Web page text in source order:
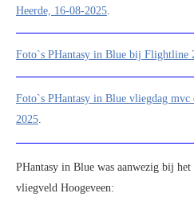
Heerde, 16-08-2025
Foto`s PHantasy in Blue bij Flightline
Foto`s PHantasy in Blue vliegdag mvc
2025
PHantasy in Blue was aanwezig bij
vliegveld Hoogeveen: